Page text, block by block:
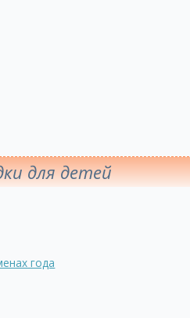
для детей
года